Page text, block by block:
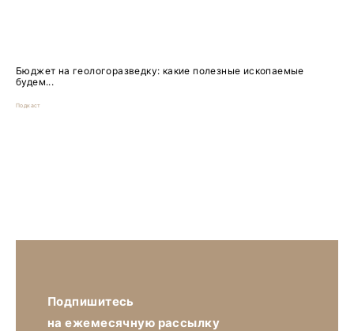
Бюджет на геологоразведку: какие полезные ископаемые
будем...
Подкаст
Подпишитесь
на ежемесячную рассылку